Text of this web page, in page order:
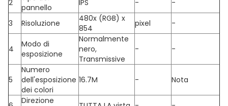
2
pannello
IPS - -
3 Risoluzione
480x (RGB) x
854
pixel -
4
Modo di
esposizione
Normalmente
nero,
Transmissive
- -
5
Numero
dell'esposizione
dei colori
16.7M - Nota
Direzione